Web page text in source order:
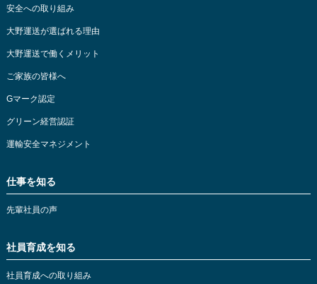
安全への取り組み
大野運送が選ばれる理由
大野運送で働くメリット
ご家族の皆様へ
Gマーク認定
グリーン経営認証
運輸安全マネジメント
仕事を知る
先輩社員の声
社員育成を知る
社員育成への取り組み